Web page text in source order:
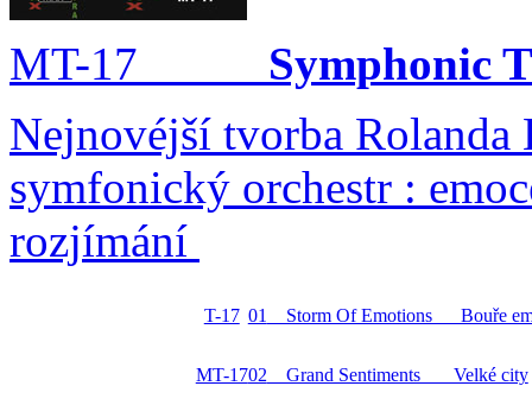
MT-17 Symphonic
Nejnovéjší tvorba Rolanda
symfonický orchestr :
rozjímání
T-17 01 Storm Of Emotions Bouře
MT-1702 Grand Sentiments Velké city